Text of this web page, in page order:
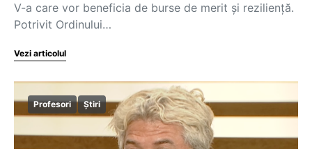
V-a care vor beneficia de burse de merit și reziliență.
Potrivit Ordinului…
Vezi articolul
Profesori Știri